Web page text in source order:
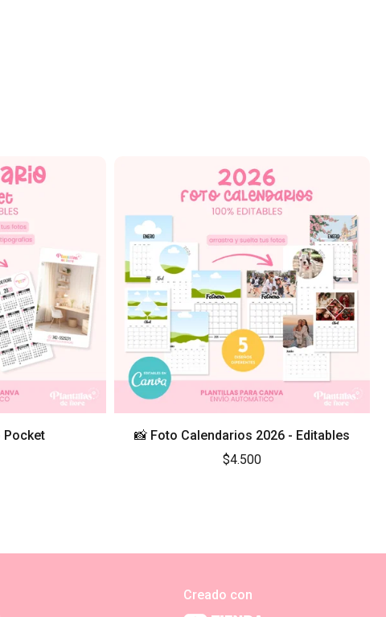
Pocket
📸 Foto Calendarios 2026 - Editables
$4.500
Creado con